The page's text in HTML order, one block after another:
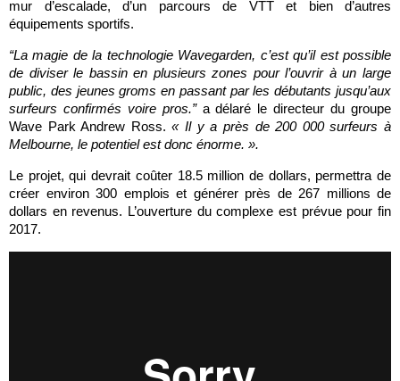
mur d’escalade, d’un parcours de VTT et bien d’autres
équipements sportifs.
“La magie de la technologie Wavegarden, c’est qu’il est possible
de diviser le bassin en plusieurs zones pour l’ouvrir à un large
public, des jeunes groms en passant par les débutants jusqu’aux
surfeurs confirmés voire pros.”a délaré le directeur du groupe
Wave Park Andrew Ross.« Il y a près de 200 000 surfeurs à
Melbourne, le potentiel est donc énorme. ».
Le projet, qui devrait coûter 18.5 million de dollars, permettra de
créer environ 300 emplois et générer près de 267 millions de
dollars en revenus. L’ouverture du complexe est prévue pour fin
2017.